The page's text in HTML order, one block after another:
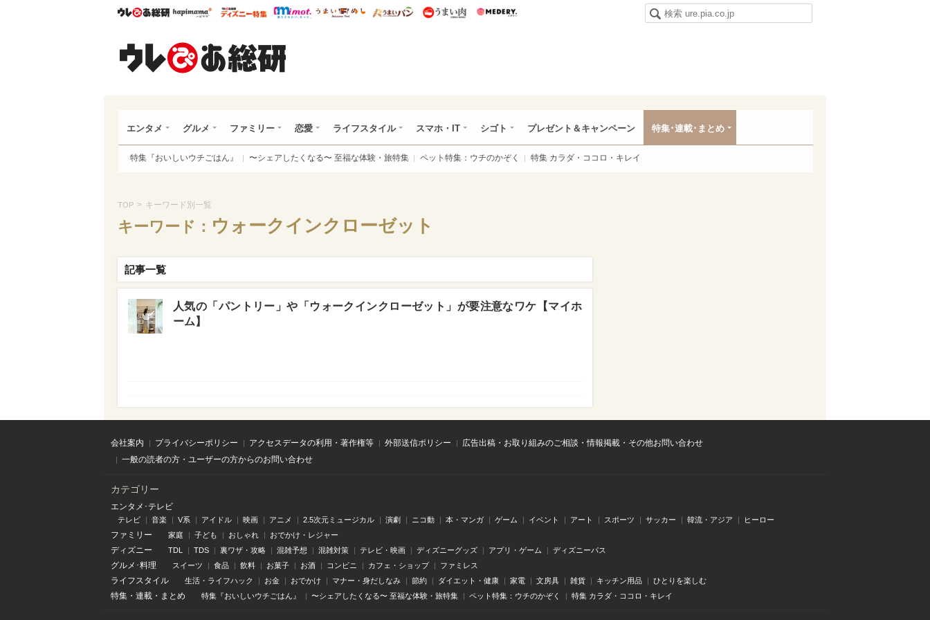
ウレぴあ総研ハピママ* ウレぴあ総研 ディズニー特集
mimot. うまいめし うまいパン うまい肉
エンタメ グルメ ファミリー 恋愛 ライフスタイル スマホ・IT シゴト プレゼント＆キャンペーン 特集･連載･まとめ
特集『おいしいウチごはん』 〜シェアしたくなる〜 至福な体験・旅特集 ペット特集：ウチのかぞく 特集 カラダ・ココロ・キレイ
TOP > キーワード別一覧
キーワード： ウォークインクローゼット
記事一覧
人気の「パントリー」や「ウォークインクローゼット」が要注意なワケ【マイホ
ーム】
会社案内 プライバシーポリシー アクセスデータの利用・著作権等 外部送信ポリシー
広告出稿・お取り組みのご相談・情報掲載・その他お問い合わせ
一般の読者の方・ユーザーの方からのお問い合わせ
カテゴリー
エンタメ･テレビ
テレビ 音楽 V系 アイドル 映画 アニメ 2.5次元ミュージカル 演劇 ニコ動 本・マンガ ゲーム イベント アート スポーツ サッカー 韓流・アジア ヒーロー
ファミリー 家庭 子ども おしゃれ おでかけ・レジャー
ディズニー TDL TDS 裏ワザ・攻略 混雑予想 混雑対策 テレビ・映画 ディズニーグッズ アプリ・ゲーム ディズニーパス
グルメ･料理 スイーツ 食品 飲料 お菓子 お酒 コンビニ カフェ・ショップ ファミレス
ライフスタイル 生活・ライフハック お金 おでかけ マナー・身だしなみ 節約 ダイエット・健康 家電 文房具 雑貨 キッチン用品 ひとりを楽しむ
特集 ・ 連載 ・ まとめ 特集『おいしいウチごはん』 〜シェアしたくなる〜 至福な体験・旅特集 ペット特集：ウチのかぞく 特集 カラダ・ココロ・キレイ